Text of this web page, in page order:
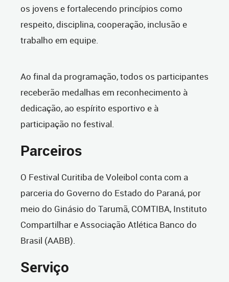
os jovens e fortalecendo princípios como
respeito, disciplina, cooperação, inclusão e
trabalho em equipe.
Ao final da programação, todos os participantes
receberão medalhas em reconhecimento à
dedicação, ao espírito esportivo e à
participação no festival.
Parceiros
O Festival Curitiba de Voleibol conta com a
parceria do Governo do Estado do Paraná, por
meio do Ginásio do Tarumã, COMTIBA, Instituto
Compartilhar e Associação Atlética Banco do
Brasil (AABB).
Serviço